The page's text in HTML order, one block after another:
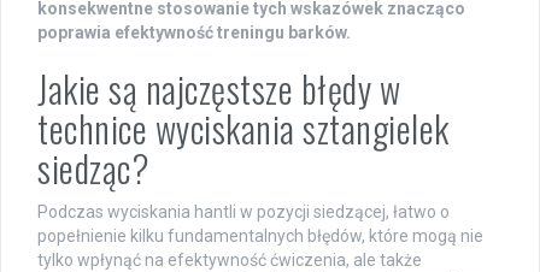
konsekwentne stosowanie tych wskazówek znacząco
poprawia efektywność treningu barków.
Jakie są najczęstsze błędy w
technice wyciskania sztangielek
siedząc?
Podczas wyciskania hantli w pozycji siedzącej, łatwo o
popełnienie kilku fundamentalnych błędów, które mogą nie
tylko wpłynąć na efektywność ćwiczenia, ale także